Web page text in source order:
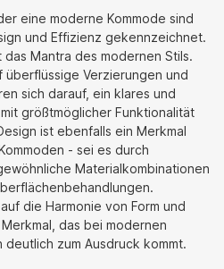
eine moderne Kommode sind
und Effizienz gekennzeichnet.
Mantra des modernen Stils.
Verzierungen und
sich darauf, ein klares und
größtmöglicher Funktionalität
ist ebenfalls ein Merkmal
- sei es durch
Materialkombinationen
die Harmonie von Form und
das bei modernen
zum Ausdruck kommt.